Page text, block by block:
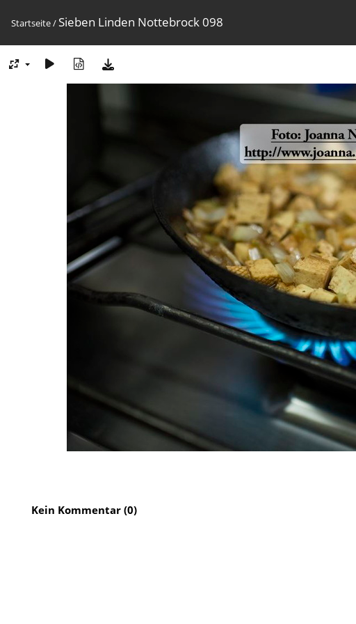
Startseite/ Sieben Linden Nottebrock 098
Kein Kommentar (0)